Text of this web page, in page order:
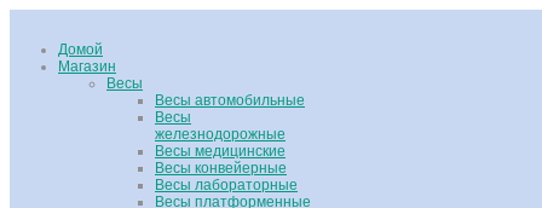
Домой
Магазин
Весы
Весы автомобильные
Весы
железнодорожные
Весы медицинские
Весы конвейерные
Весы лабораторные
Весы платформенные